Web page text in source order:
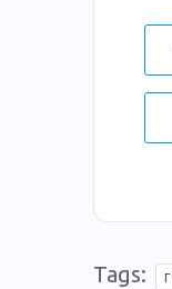
Tags: